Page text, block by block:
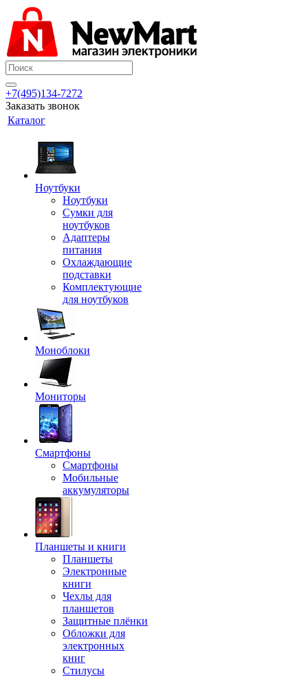
+7(495)134-7272
Заказать звонок
Каталог
Ноутбуки
Ноутбуки
Сумки для
ноутбуков
Адаптеры
питания
Охлаждающие
подставки
Комплектующие
для ноутбуков
Моноблоки
Мониторы
Смартфоны
Смартфоны
Мобильные
аккумуляторы
Планшеты и книги
Планшеты
Электронные
книги
Чехлы для
планшетов
Защитные плёнки
Обложки для
электронных
книг
Стилусы